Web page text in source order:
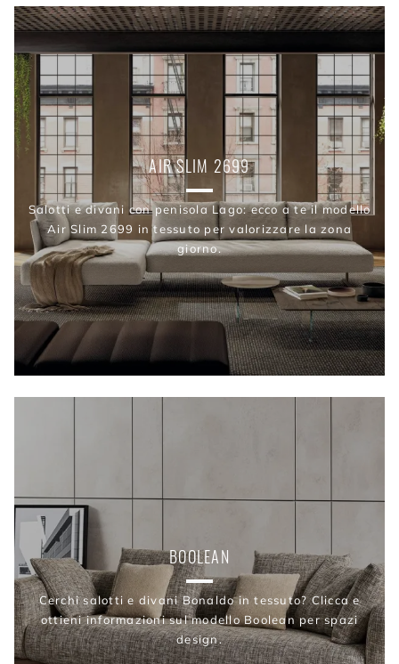
AIR SLIM 2699
Salotti e divani con penisola Lago: ecco a te il modello
Air Slim 2699 in tessuto per valorizzare la zona
giorno.
BOOLEAN
Cerchi salotti e divani Bonaldo in tessuto? Clicca e
ottieni informazioni sul modello Boolean per spazi
design.